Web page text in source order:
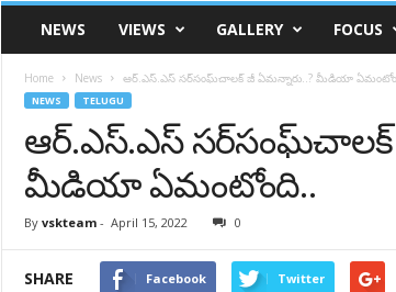
VSK
TelanganaNEWS VIEWS GALLERY FOCUS
Home News ఆర్.ఎస్.ఎస్ సర్‌సంఘ్‌చాలక్ జీ ఏమన్నారు..? మీడియా
NEWS TELUGU
ఆర్.ఎస్.ఎస్ సర్‌సంఘ్‌చాలక్
మీడియా ఏమంటోంది..
By vskteam- April 15, 2022 0
SHARE Facebook Twitter